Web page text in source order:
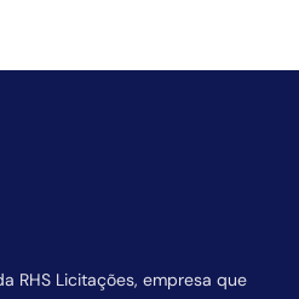
RHS Licitações, empresa que